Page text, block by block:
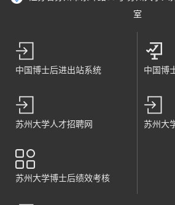
室
中国博士后进出站系统 中国博
苏州大学人才招聘网 苏州大
苏州大学博士后绩效考核